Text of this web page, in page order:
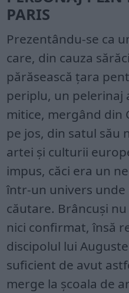
PARIS
Prezentându-se ca
care, din cauza
părăsească țara
periplu, un
mitice, mergând din
pe jos, din satul său
artei și culturii
impus, căci era un
într-un univers
căutare. Brâncuși
nici confirmat, însă
discipolul lui
suficient de avut
merge la școala de